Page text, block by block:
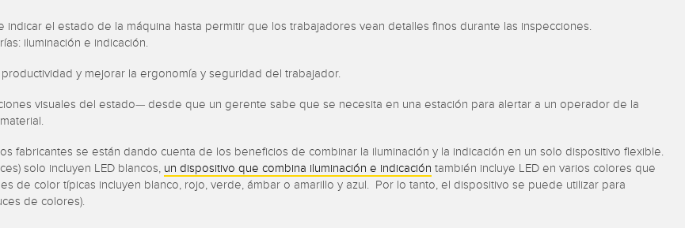
el estado de la máquina hasta permitir que los trabajadores vean detalles finos durante las inspecciones.
iluminación e indicación.
y mejorar la ergonomía y seguridad del trabajador.
visuales del estado— desde que un gerente sabe que se necesita en una estación para alertar a un operador de la
fabricantes se están dando cuenta de los beneficios de combinar la iluminación y la indicación en un solo dispositivo flexible.
solo incluyen LED blancos, un dispositivo que combina iluminación e indicación también incluye LED en varios colores que
de color típicas incluyen blanco, rojo, verde, ámbar o amarillo y azul. Por lo tanto, el dispositivo se puede utilizar para
de colores).